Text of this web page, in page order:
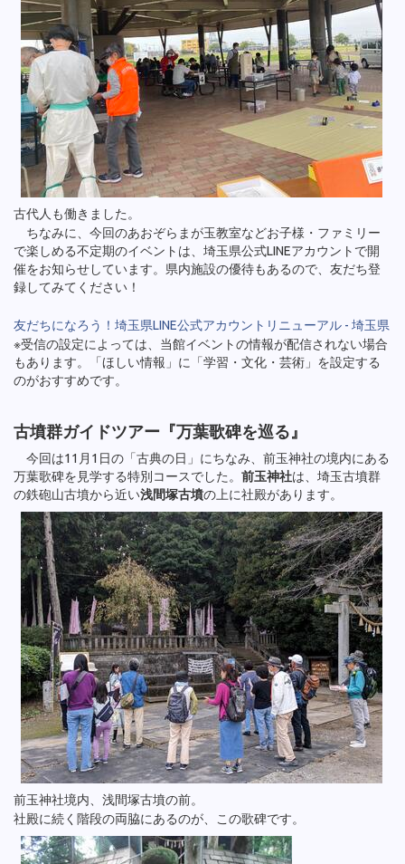
古代人も働きました。
ちなみに、今回のあおぞらまが玉教室などお子様・ファミリー
で楽しめる不定期のイベントは、埼玉県公式LINEアカウントで開
催をお知らせしています。県内施設の優待もあるので、友だち登
録してみてください！
友だちになろう！埼玉県LINE公式アカウントリニューアル - 埼玉県
※受信の設定によっては、当館イベントの情報が配信されない場合
もあります。「ほしい情報」に「学習・文化・芸術」を設定する
のがおすすめです。
古墳群ガイドツアー『万葉歌碑を巡る』
今回は11月1日の「古典の日」にちなみ、前玉神社の境内にある
万葉歌碑を見学する特別コースでした。 前玉神社は、埼玉古墳群
の鉄砲山古墳から近い浅間塚古墳の上に社殿があります。
前玉神社境内、浅間塚古墳の前。
社殿に続く階段の両脇にあるのが、この歌碑です。